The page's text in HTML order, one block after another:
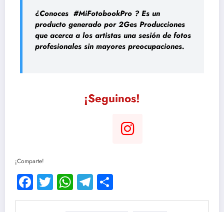
¿Conoces #MiFotobookPro ? Es un
producto generado por 2Ges Producciones
que acerca a los artistas una sesión de fotos
profesionales sin mayores preocupaciones.
¡Seguinos!
¡Comparte!
Facebook
TwitterWhatsApp
Telegram